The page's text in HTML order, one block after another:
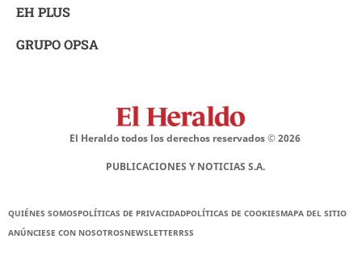
EH PLUS
GRUPO OPSA
El Heraldo todos los derechos reservados ©2026
PUBLICACIONES Y NOTICIAS S.A.
QUIÉNES SOMOSPOLÍTICAS DE PRIVACIDADPOLÍTICAS DE COOKIESMAPA DEL SITIO
ANÚNCIESE CON NOSOTROSNEWSLETTERRSS